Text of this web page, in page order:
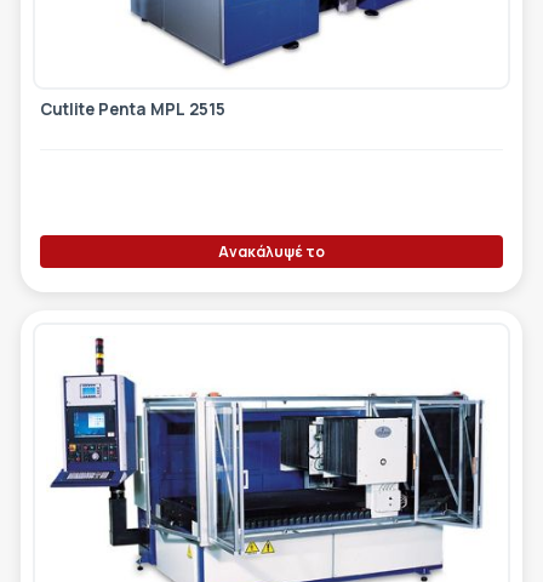
ΕΡΓΑΛΕΊΑ - ΑΞΕΣΟΥΆΡ
ΕΤΙΚΈΤΑ - ΕΎΚΑΜΠΤΗ ΣΥΣΚΕΥΑΣΊΑ
Cutlite Penta MPL 2515
Ανακάλυψέ το